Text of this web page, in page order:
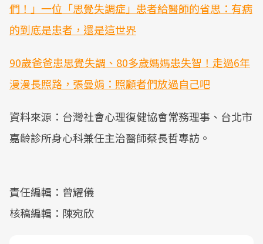
們！」一位「思覺失調症」患者給醫師的省思：有病
的到底是患者，還是這世界
90歲爸爸患思覺失調、80多歲媽媽患失智！走過6年
漫漫長照路，張曼娟：照顧者們放過自己吧
資料來源：台灣社會心理復健協會常務理事、台北市
嘉齡診所身心科兼任主治醫師蔡長哲專訪。
責任編輯：曾耀儀
核稿編輯：陳宛欣